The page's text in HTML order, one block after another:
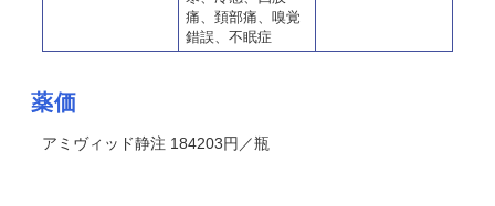
痛、頚部痛、嗅覚
錯誤、不眠症
薬価
アミヴィッド静注 184203円／瓶